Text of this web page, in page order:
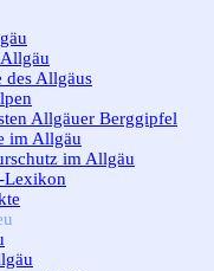
des Allgäus
Allgäuer Berggipfel
im Allgäu
im Allgäu
Lexikon